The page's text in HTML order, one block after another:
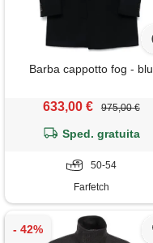
Barba cappotto fog - blu
633,00 € 975,00 €
Sped. gratuita
50-54
Farfetch